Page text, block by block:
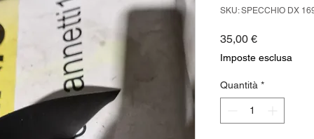
SKU: SPECCHIO DX
35,00 €Prezzo
Imposte esclusa
Quantità *